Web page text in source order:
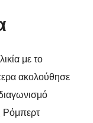
με το
ακολούθησε
Ρόμπερτ